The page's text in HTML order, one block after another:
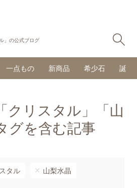
」の公式ブログ
一点もの 新商品 希少石 誕生
クリスタル」「山
グを含む記事
タル 山梨水晶